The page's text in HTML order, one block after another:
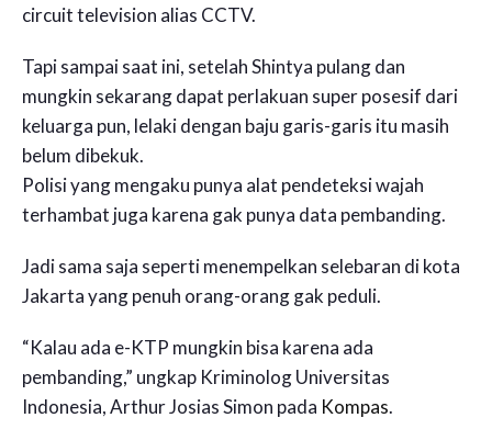
circuit television alias CCTV.
Tapi sampai saat ini, setelah Shintya pulang dan
mungkin sekarang dapat perlakuan super posesif dari
keluarga pun, lelaki dengan baju garis-garis itu masih
belum dibekuk.
Polisi yang mengaku punya alat pendeteksi wajah
terhambat juga karena gak punya data pembanding.
Jadi sama saja seperti menempelkan selebaran di kota
Jakarta yang penuh orang-orang gak peduli.
“Kalau ada e-KTP mungkin bisa karena ada
pembanding,” ungkap Kriminolog Universitas
Indonesia, Arthur Josias Simon pada Kompas.